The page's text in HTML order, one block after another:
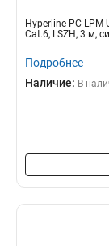
Hyperline PC-
Cat.6, LSZH, 3 м,
Подробнее
Наличие: В